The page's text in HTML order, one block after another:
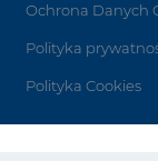
Ochrona Danych
Polityka
Polityka Cookies